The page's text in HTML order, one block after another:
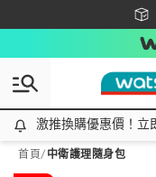
激推換購優惠價！立即
激推換購優惠價！立
首頁/ 中衛護理隨身包